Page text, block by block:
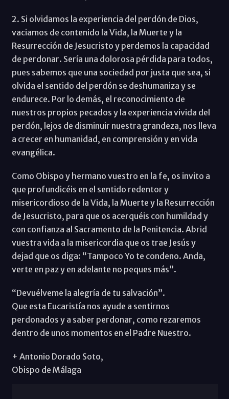
2. Si olvidamos la experiencia del perdón de Dios,
vaciamos de contenido la Vida, la Muerte y la
Resurrección de Jesucristo y perdemos la capacidad
de perdonar. Sería una dolorosa pérdida para todos,
pues sabemos que una sociedad por justa que sea, si
olvida el sentido del perdón se deshumaniza y se
endurece. Por lo demás, el reconocimiento de
nuestros propios pecados y la experiencia vivida del
perdón, lejos de disminuir nuestra grandeza, nos lleva
a crecer en humanidad, en comprensión y en vida
evangélica.
Como Obispo y hermano vuestro en la fe, os invito a
que profundicéis en el sentido redentor y
misericordioso de la Vida, la Muerte y la Resurrección
de Jesucristo, para que os acerquéis con humildad y
con confianza al Sacramento de la Penitencia. Abrid
vuestra vida a la misericordia que os trae Jesús y
dejad que os diga: “Tampoco Yo te condeno. Anda,
verte en paz y en adelante no peques más”.
“Devuélveme la alegría de tu salvación”.
Que esta Eucaristía nos ayude a sentirnos
perdonados y a saber perdonar, como rezaremos
dentro de unos momentos en el Padre Nuestro.
+ Antonio Dorado Soto,
Obispo de Málaga